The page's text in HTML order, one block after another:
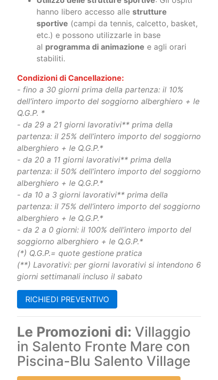
hanno libero accesso alle strutture
sportive (campi da tennis, calcetto, basket,
etc.) e possono utilizzarle in base
al programma di animazione e agli orari
stabiliti.
Condizioni di Cancellazione:
- fino a 30 giorni prima della partenza: il 10%
dell’intero importo del soggiorno alberghiero + le
Q.G.P. *
- da 29 a 21 giorni lavorativi** prima della
partenza: il 25% dell’intero importo del soggiorno
alberghiero + le Q.G.P.*
- da 20 a 11 giorni lavorativi** prima della
partenza: il 50% dell’intero importo del soggiorno
alberghiero + le Q.G.P.*
- da 10 a 3 giorni lavorativi** prima della
partenza: il 75% dell’intero importo del soggiorno
alberghiero + le Q.G.P.*
- da 2 a 0 giorni: il 100% dell’intero importo del
soggiorno alberghiero + le Q.G.P.*
(*) Q.G.P.= quote gestione pratica
(**) Lavorativi: per giorni lavorativi si intendono 6
giorni settimanali incluso il sabato
RICHIEDI PREVENTIVO
Le Promozioni di: Villaggio
in Salento Fronte Mare con
Piscina-Blu Salento Village